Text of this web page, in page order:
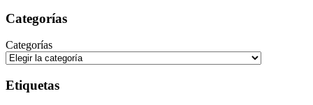
Categorías
Categorías
Etiquetas